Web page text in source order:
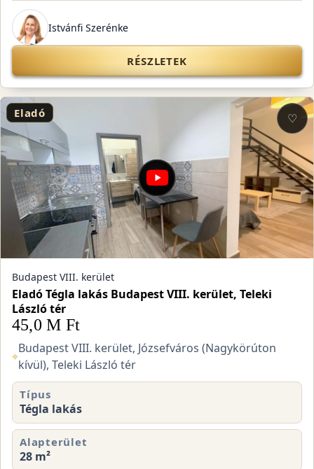
Istvánfi Szerénke
RÉSZLETEK
Eladó ♡
Budapest VIII. kerület
Eladó Tégla lakás Budapest VIII. kerület, Teleki
László tér
45,0 M Ft
⌖
Budapest VIII. kerület, Józsefváros (Nagykörúton
kívül), Teleki László tér
Típus
Tégla lakás
Alapterület
28 m²